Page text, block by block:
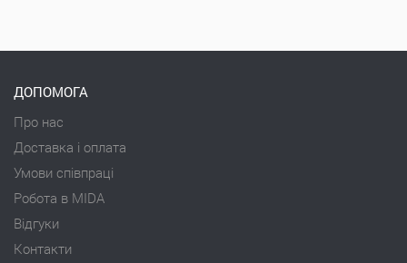
ДОПОМОГА
Про нас
Доставка і оплата
Умови співпраці
Робота в MIDA
Відгуки
Контакти